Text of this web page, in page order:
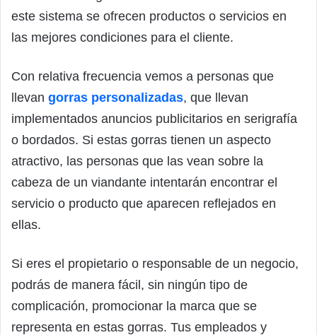
este sistema se ofrecen productos o servicios en
las mejores condiciones para el cliente.
Con relativa frecuencia vemos a personas que
llevan gorras personalizadas, que llevan
implementados anuncios publicitarios en serigrafía
o bordados. Si estas gorras tienen un aspecto
atractivo, las personas que las vean sobre la
cabeza de un viandante intentarán encontrar el
servicio o producto que aparecen reflejados en
ellas.
Si eres el propietario o responsable de un negocio,
podrás de manera fácil, sin ningún tipo de
complicación, promocionar la marca que se
representa en estas gorras. Tus empleados y